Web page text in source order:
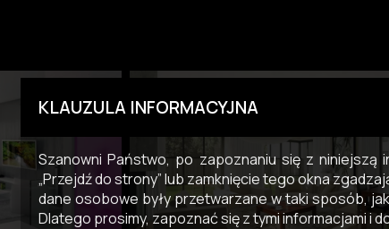
KLAUZULA INFORMACYJNA
Szanowni Państwo, po zapoznaniu się z niniejszą
„Przejdź do strony” lub zamknięcie tego okna
dane osobowe były przetwarzane w taki sposób,
Dlatego prosimy, zapoznać się z tymi informacjami i